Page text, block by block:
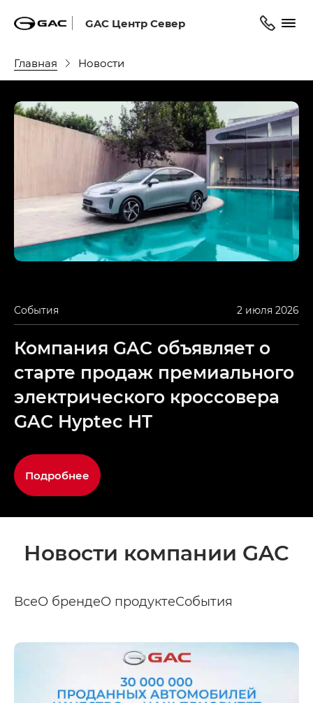
GAC Центр Север
Главная Новости
События 2 июля 2026
Компания GAC объявляет о
старте продаж премиального
электрического кроссовера
GAC Hyptec HT
Подробнее
Новости компании GAC
ВсеО брендеО продуктеСобытия